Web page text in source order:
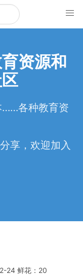
资源和
……各种教育资
享，欢迎加入
24 鲜花：20